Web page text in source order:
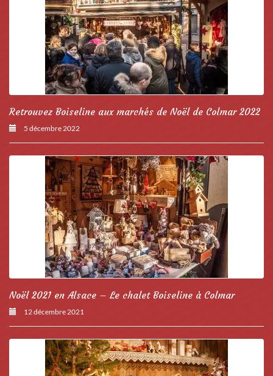
Retrouvez Boiseline aux marchés de Noël de Colmar 2022
5 décembre 2022
Noël 2021 en Alsace – Le chalet Boiseline à Colmar
12 décembre 2021